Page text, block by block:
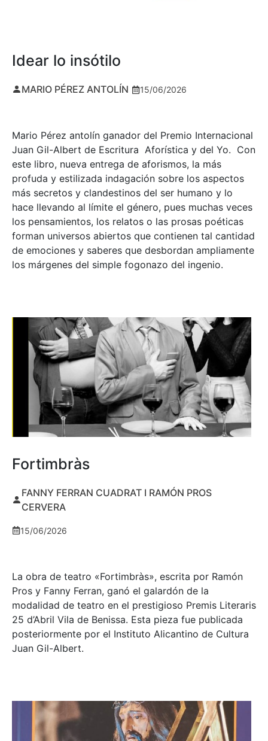
Idear lo insótilo
MARIO PÉREZ ANTOLÍN 15/06/2026
Mario Pérez antolín ganador del Premio Internacional
Juan Gil-Albert de Escritura Aforística y del Yo. Con
este libro, nueva entrega de aforismos, la más
profuda y estilizada indagación sobre los aspectos
más secretos y clandestinos del ser humano y lo
hace llevando al límite el género, pues muchas veces
los pensamientos, los relatos o las prosas poéticas
forman universos abiertos que contienen tal cantidad
de emociones y saberes que desbordan ampliamente
los márgenes del simple fogonazo del ingenio.
Fortimbràs
FANNY FERRAN CUADRAT I RAMÓN PROS
CERVERA
15/06/2026
La obra de teatro «Fortimbràs», escrita por Ramón
Pros y Fanny Ferran, ganó el galardón de la
modalidad de teatro en el prestigioso Premis Literaris
25 d’Abril Vila de Benissa. Esta pieza fue publicada
posteriormente por el Instituto Alicantino de Cultura
Juan Gil-Albert.